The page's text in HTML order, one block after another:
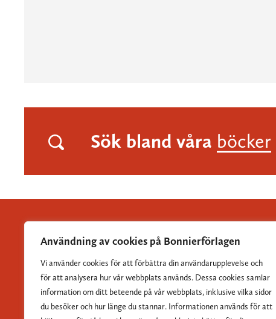
Användning av cookies på Bonnierförlagen
Vi använder cookies för att förbättra din användarupplevelse och
för att analysera hur vår webbplats används. Dessa cookies samlar
information om ditt beteende på vår webbplats, inklusive vilka sidor
du besöker och hur länge du stannar. Informationen används för att
Sök bland våra böcker
Albert Bonniers Förlag grundades 1837 och är Sveriges
största skönlitterära förlag.